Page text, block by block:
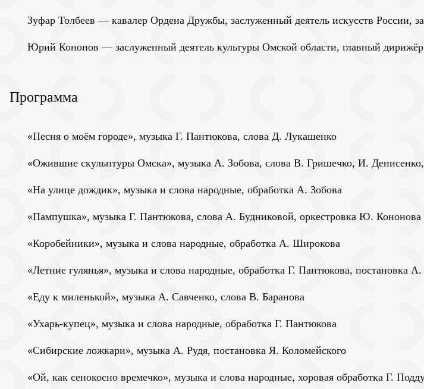
Зуфар Толбеев — кавалер Ордена Дружбы, заслуженный деятель искусств России,
Юрий Кононов — заслуженный деятель культуры Омской области, главный дирижёр
Программа
«Песня о моём городе», музыка Г. Пантюкова, слова Д. Лукашенко
«Ожившие скульптуры Омска», музыка А. Зобова, слова В. Гришечко, И. Денисенко,
«На улице дождик», музыка и слова народные, обработка А. Зобова
«Пампушка», музыка Г. Пантюкова, слова А. Будниковой, оркестровка Ю. Кононова
«Коробейники», музыка и слова народные, обработка А. Широкова
«Летние гулянья», музыка и слова народные, обработка Г. Пантюкова, постановка
«Еду к миленькой», музыка А. Савченко, слова В. Баранова
«Ухарь-купец», музыка и слова народные, обработка Г. Пантюкова
«Сибирские ложкари», музыка А. Рудя, постановка Я. Коломейского
«Ой, как сенокосно времечко», музыка и слова народные, хоровая обработка Г.